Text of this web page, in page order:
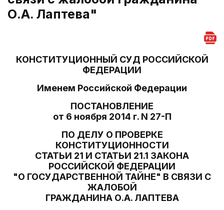
О.А. Лаптева"
КОНСТИТУЦИОННЫЙ СУД РОССИЙСКОЙ
ФЕДЕРАЦИИ
Именем Российской Федерации
ПОСТАНОВЛЕНИЕ
от 6 ноября 2014 г. N 27-П
ПО ДЕЛУ О ПРОВЕРКЕ
КОНСТИТУЦИОННОСТИ
СТАТЬИ 21 И СТАТЬИ 21.1 ЗАКОНА
РОССИЙСКОЙ ФЕДЕРАЦИИ
"О ГОСУДАРСТВЕННОЙ ТАЙНЕ" В СВЯЗИ С
ЖАЛОБОЙ
ГРАЖДАНИНА О.А. ЛАПТЕВА